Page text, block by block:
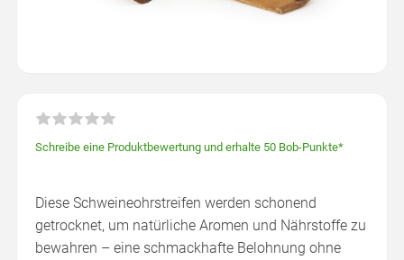
Schreibe eine Produktbewertung und erhalte 50 Bob-Punkte*
Diese Schweineohrstreifen werden schonend
getrocknet, um natürliche Aromen und Nährstoffe zu
bewahren – eine schmackhafte Belohnung ohne